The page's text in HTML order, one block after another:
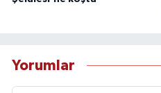
Yorumlar